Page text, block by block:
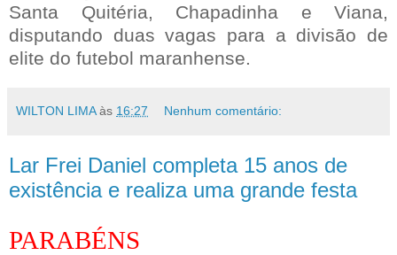
Santa Quitéria, Chapadinha e Viana,
disputando duas vagas para a divisão de
elite do futebol maranhense.
WILTON LIMA às 16:27 Nenhum comentário:
Lar Frei Daniel completa 15 anos de
existência e realiza uma grande festa
PARABÉNS